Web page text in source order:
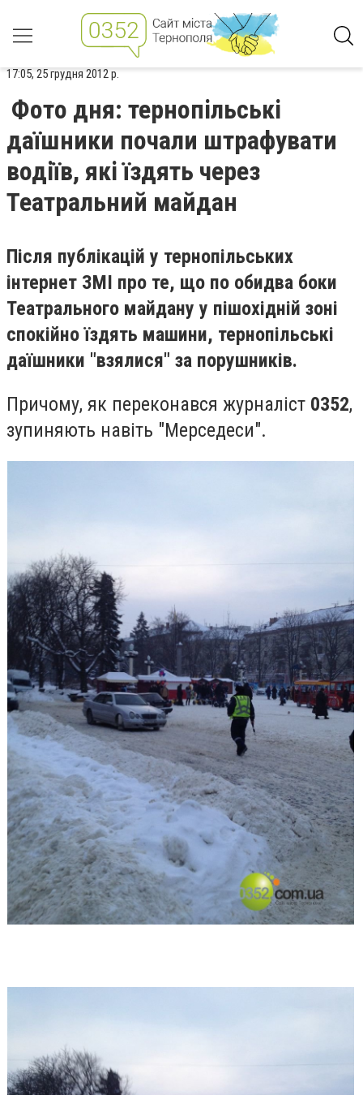
17:05, 25 грудня 2012 р.
Фото дня: тернопільські
даїшники почали штрафувати
водіїв, які їздять через
Театральний майдан
Після публікацій у тернопільських
інтернет ЗМІ про те, що по обидва боки
Театрального майдану у пішохідній зоні
спокійно їздять машини, тернопільські
даїшники "взялися" за порушників.
Причому, як переконався журналіст 0352,
зупиняють навіть "Мерседеси".